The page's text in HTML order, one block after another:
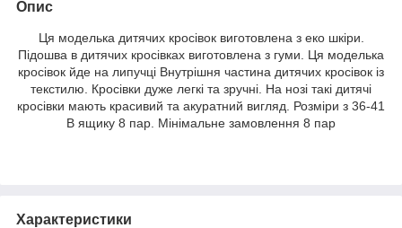
Опис
Ця моделька дитячих кросівок виготовлена з еко шкіри.
Підошва в дитячих кросівках виготовлена з гуми. Ця моделька
кросівок йде на липучці Внутрішня частина дитячих кросівок із
текстилю. Кросівки дуже легкі та зручні. На нозі такі дитячі
кросівки мають красивий та акуратний вигляд. Розміри з 36-41
В ящику 8 пар. Мінімальне замовлення 8 пар
Характеристики